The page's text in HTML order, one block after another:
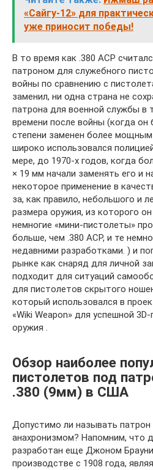
«Сайгу-12» для
уже приносит победы!
В то время как .380 ACP
патроном для служебного
войны по сравнению с
заменил, ни одна страна не
патрона для военной службы в
времени после войны (когда он
степени заменен более
широко использовался
мере, до 1970-х годов, когда
× 19 мм начали заменять его и
некоторое применение в
за, как правило, небольшого и
размера оружия, из которого
немногие «мини-пистолеты»
больше, чем .380 ACP, и те
недавними разработками. ) и
рынке как снаряд для личной
подходит для ситуаций
для пистолетов скрытого
который использовался в
«Wiki Weapon» для успешной
оружия .
Обзор наиболее
пистолетов под
.380 (9мм) в США
Допустимо ли называть патрон
анахронизмом? Напомним, что
разработан еще Джоном
производстве с 1908 года,